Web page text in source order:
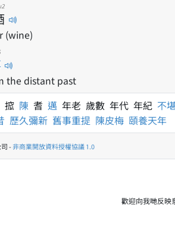
(wine)
the distant past
搲 陳 耆 邁 年老 歲數 年代 年紀 不
歷久彌新 舊事重提 陳皮梅 頤養天年
-非商業開放資料授權協議 1.0
歡迎向我哋反映